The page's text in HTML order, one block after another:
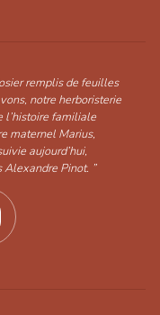
remplis de feuilles
notre herboristerie
l’histoire familiale
maternel Marius,
aujourd’hui,
Pinot. ”